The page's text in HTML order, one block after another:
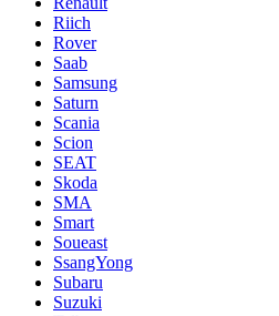
Riich
Rover
Saab
Samsung
Saturn
Scania
Scion
SEAT
Skoda
SMA
Smart
Soueast
SsangYong
Subaru
Suzuki